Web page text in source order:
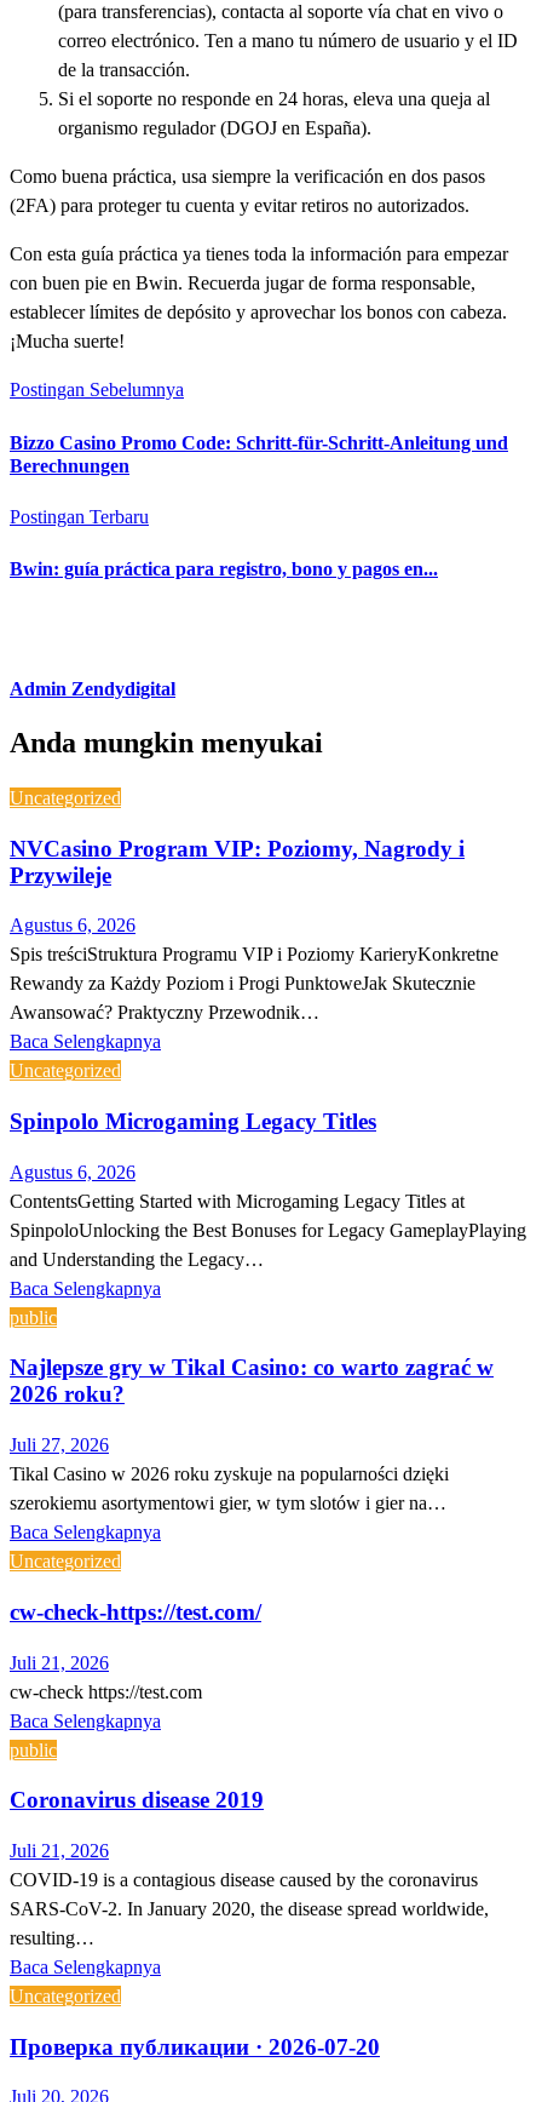
(para transferencias), contacta al soporte vía chat en vivo o
correo electrónico. Ten a mano tu número de usuario y el ID
de la transacción.
Si el soporte no responde en 24 horas, eleva una queja al
organismo regulador (DGOJ en España).
Como buena práctica, usa siempre la verificación en dos pasos
(2FA) para proteger tu cuenta y evitar retiros no autorizados.
Con esta guía práctica ya tienes toda la información para empezar
con buen pie en Bwin. Recuerda jugar de forma responsable,
establecer límites de depósito y aprovechar los bonos con cabeza.
¡Mucha suerte!
Postingan Sebelumnya
Bizzo Casino Promo Code: Schritt-für-Schritt-Anleitung und
Berechnungen
Postingan Terbaru
Bwin: guía práctica para registro, bono y pagos en...
Admin Zendydigital
Anda mungkin menyukai
Uncategorized
NVCasino Program VIP: Poziomy, Nagrody i
Przywileje
Agustus 6, 2026
Spis treściStruktura Programu VIP i Poziomy KarieryKonkretne
Rewandy za Każdy Poziom i Progi PunktoweJak Skutecznie
Awansować? Praktyczny Przewodnik…
Baca Selengkapnya
Uncategorized
Spinpolo Microgaming Legacy Titles
Agustus 6, 2026
ContentsGetting Started with Microgaming Legacy Titles at
SpinpoloUnlocking the Best Bonuses for Legacy GameplayPlaying
and Understanding the Legacy…
Baca Selengkapnya
public
Najlepsze gry w Tikal Casino: co warto zagrać w
2026 roku?
Juli 27, 2026
Tikal Casino w 2026 roku zyskuje na popularności dzięki
szerokiemu asortymentowi gier, w tym slotów i gier na…
Baca Selengkapnya
Uncategorized
cw-check-https://test.com/
Juli 21, 2026
cw-check https://test.com
Baca Selengkapnya
public
Coronavirus disease 2019
Juli 21, 2026
COVID-19 is a contagious disease caused by the coronavirus
SARS-CoV-2. In January 2020, the disease spread worldwide,
resulting…
Baca Selengkapnya
Uncategorized
Проверка публикации · 2026-07-20
Juli 20, 2026